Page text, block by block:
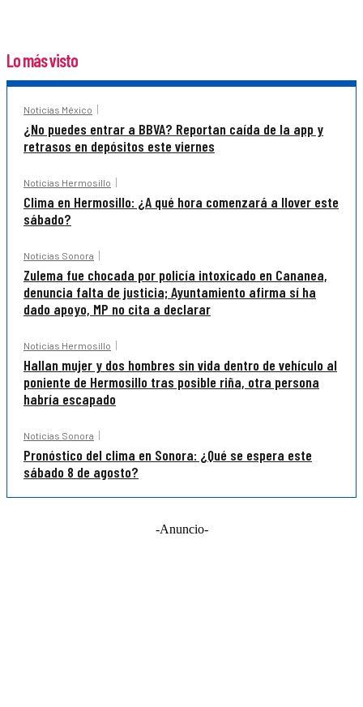
Lo más visto
Noticias México
¿No puedes entrar a BBVA? Reportan caída de la app y
retrasos en depósitos este viernes
Noticias Hermosillo
Clima en Hermosillo: ¿A qué hora comenzará a llover este
sábado?
Noticias Sonora
Zulema fue chocada por policía intoxicado en Cananea,
denuncia falta de justicia; Ayuntamiento afirma sí ha
dado apoyo, MP no cita a declarar
Noticias Hermosillo
Hallan mujer y dos hombres sin vida dentro de vehículo al
poniente de Hermosillo tras posible riña, otra persona
habría escapado
Noticias Sonora
Pronóstico del clima en Sonora: ¿Qué se espera este
sábado 8 de agosto?
-Anuncio-